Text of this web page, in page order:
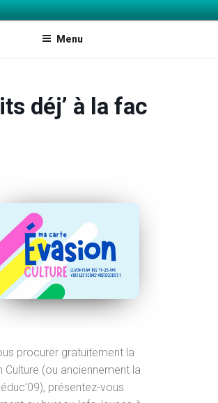
ARIÈGE ET AGGLO
Menu
déj’ à la fac
procurer gratuitement la
Culture (ou anciennement la
présentez-vous